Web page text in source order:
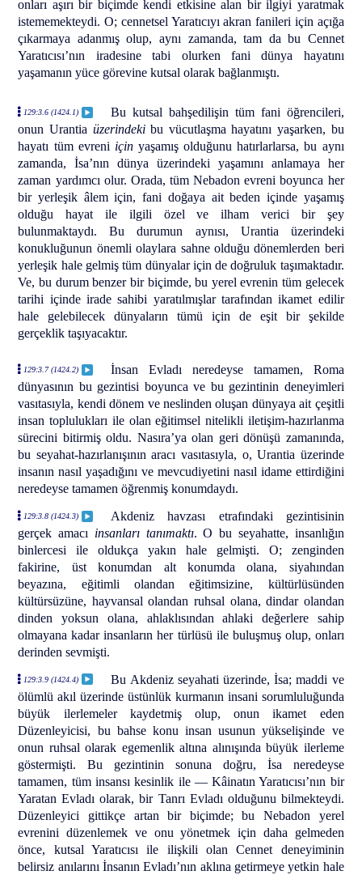
onları aşırı bir biçimde kendi etkisine alan bir ilgiyi yaratmak
istememekteydi. O; cennetsel Yaratıcıyı akran fanileri için açığa
çıkarmaya adanmış olup, aynı zamanda, tam da bu Cennet
Yaratıcısı’nın iradesine tabi olurken fani dünya hayatını
yaşamanın yüce görevine kutsal olarak bağlanmıştı.
129:3.6 (1424.1)
Bu kutsal bahşedilişin tüm fani öğrencileri,
onun Urantia üzerindekibu vücutlaşma hayatını yaşarken, bu
hayatı tüm evreni içinyaşamış olduğunu hatırlarlarsa, bu aynı
zamanda, İsa’nın dünya üzerindeki yaşamını anlamaya her
zaman yardımcı olur. Orada, tüm Nebadon evreni boyunca her
bir yerleşik âlem için, fani doğaya ait beden içinde yaşamış
olduğu hayat ile ilgili özel ve ilham verici bir şey
bulunmaktaydı. Bu durumun aynısı, Urantia üzerindeki
konukluğunun önemli olaylara sahne olduğu dönemlerden beri
yerleşik hale gelmiş tüm dünyalar için de doğruluk taşımaktadır.
Ve, bu durum benzer bir biçimde, bu yerel evrenin tüm gelecek
tarihi içinde irade sahibi yaratılmışlar tarafından ikamet edilir
hale gelebilecek dünyaların tümü için de eşit bir şekilde
gerçeklik taşıyacaktır.
129:3.7 (1424.2)
İnsan Evladı neredeyse tamamen, Roma
dünyasının bu gezintisi boyunca ve bu gezintinin deneyimleri
vasıtasıyla, kendi dönem ve neslinden oluşan dünyaya ait çeşitli
insan toplulukları ile olan eğitimsel nitelikli iletişim-hazırlanma
sürecini bitirmiş oldu. Nasıra’ya olan geri dönüşü zamanında,
bu seyahat-hazırlanışının aracı vasıtasıyla, o, Urantia üzerinde
insanın nasıl yaşadığını ve mevcudiyetini nasıl idame ettirdiğini
neredeyse tamamen öğrenmiş konumdaydı.
129:3.8 (1424.3)
Akdeniz havzası etrafındaki gezintisinin
gerçek amacı insanları tanımaktı. O bu seyahatte, insanlığın
binlercesi ile oldukça yakın hale gelmişti. O; zenginden
fakirine, üst konumdan alt konumda olana, siyahından
beyazına, eğitimli olandan eğitimsizine, kültürlüsünden
kültürsüzüne, hayvansal olandan ruhsal olana, dindar olandan
dinden yoksun olana, ahlaklısından ahlaki değerlere sahip
olmayana kadar insanların her türlüsü ile buluşmuş olup, onları
derinden sevmişti.
129:3.9 (1424.4)
Bu Akdeniz seyahati üzerinde, İsa; maddi ve
ölümlü akıl üzerinde üstünlük kurmanın insani sorumluluğunda
büyük ilerlemeler kaydetmiş olup, onun ikamet eden
Düzenleyicisi, bu bahse konu insan usunun yükselişinde ve
onun ruhsal olarak egemenlik altına alınışında büyük ilerleme
göstermişti. Bu gezintinin sonuna doğru, İsa neredeyse
tamamen, tüm insansı kesinlik ile — Kâinatın Yaratıcısı’nın bir
Yaratan Evladı olarak, bir Tanrı Evladı olduğunu bilmekteydi.
Düzenleyici gittikçe artan bir biçimde; bu Nebadon yerel
evrenini düzenlemek ve onu yönetmek için daha gelmeden
önce, kutsal Yaratıcısı ile ilişkili olan Cennet deneyiminin
belirsiz anılarını İnsanın Evladı’nın aklına getirmeye yetkin hale